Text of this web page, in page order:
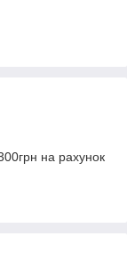
на рахунок